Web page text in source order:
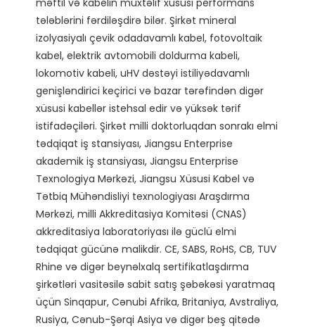
məftil və kabelin müxtəlif xüsusi performans
tələblərini fərdiləşdirə bilər. Şirkət mineral
izolyasiyalı çevik odadavamlı kabel, fotovoltaik
kabel, elektrik avtomobili doldurma kabeli,
lokomotiv kabeli, uHV dəstəyi istiliyədavamlı
genişləndirici keçirici və bazar tərəfindən digər
xüsusi kabellər istehsal edir və yüksək tərif
istifadəçiləri. Şirkət milli doktorluqdan sonrakı elmi
tədqiqat iş stansiyası, Jiangsu Enterprise
akademik iş stansiyası, Jiangsu Enterprise
Texnologiya Mərkəzi, Jiangsu Xüsusi Kabel və
Tətbiq Mühəndisliyi texnologiyası Araşdırma
Mərkəzi, milli Akkreditasiya Komitəsi (CNAS)
akkreditasiya laboratoriyası ilə güclü elmi
tədqiqat gücünə malikdir. CE, SABS, RoHS, CB, TUV
Rhine və digər beynəlxalq sertifikatlaşdırma
şirkətləri vasitəsilə sabit satış şəbəkəsi yaratmaq
üçün Sinqapur, Cənubi Afrika, Britaniya, Avstraliya,
Rusiya, Cənub-Şərqi Asiya və digər beş qitədə